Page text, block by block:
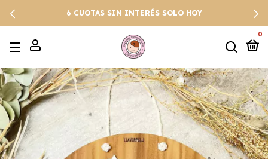
6 CUOTAS SIN INTERÉS SOLO HOY
0